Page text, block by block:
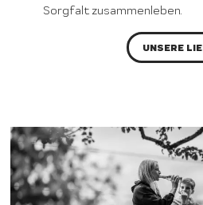
Sorgfalt zusammenleben.
UNSERE